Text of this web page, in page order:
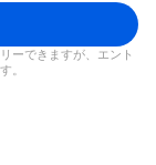
ーできますが、エント
。